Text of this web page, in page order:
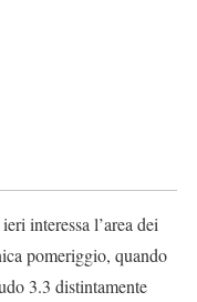
interessa l’area dei
pomeriggio, quando
3.3 distintamente